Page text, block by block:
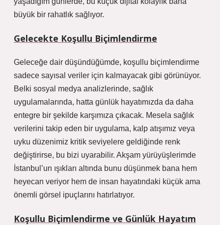
büyük bir rahatlık sağlıyor.
Gelecekte Koşullu Biçimlendirme
Geleceğe dair düşündüğümde, koşullu biçimlendirme
sadece sayısal veriler için kalmayacak gibi görünüyor.
Belki sosyal medya analizlerinde, sağlık
uygulamalarında, hatta günlük hayatımızda da daha
entegre bir şekilde karşımıza çıkacak. Mesela sağlık
verilerini takip eden bir uygulama, kalp atışımız veya
uyku düzenimiz kritik seviyelere geldiğinde renk
değiştirirse, bu bizi uyarabilir. Akşam yürüyüşlerimde
İstanbul’un ışıkları altında bunu düşünmek bana hem
heyecan veriyor hem de insan hayatındaki küçük ama
önemli görsel ipuçlarını hatırlatıyor.
Koşullu Biçimlendirme ve Günlük Hayatım